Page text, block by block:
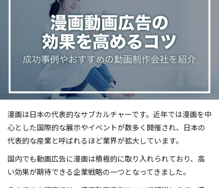
漫画は日本の代表的なサブカルチャーです。近年では漫画を中
心とした国際的な展示やイベントが数多く開催され、日本の
代表的な産業と呼ばれるほど業界が拡大しています。
国内でも動画広告に漫画は積極的に取り入れられており、高
い効果が期待できる企業戦略の一つとなってきました。